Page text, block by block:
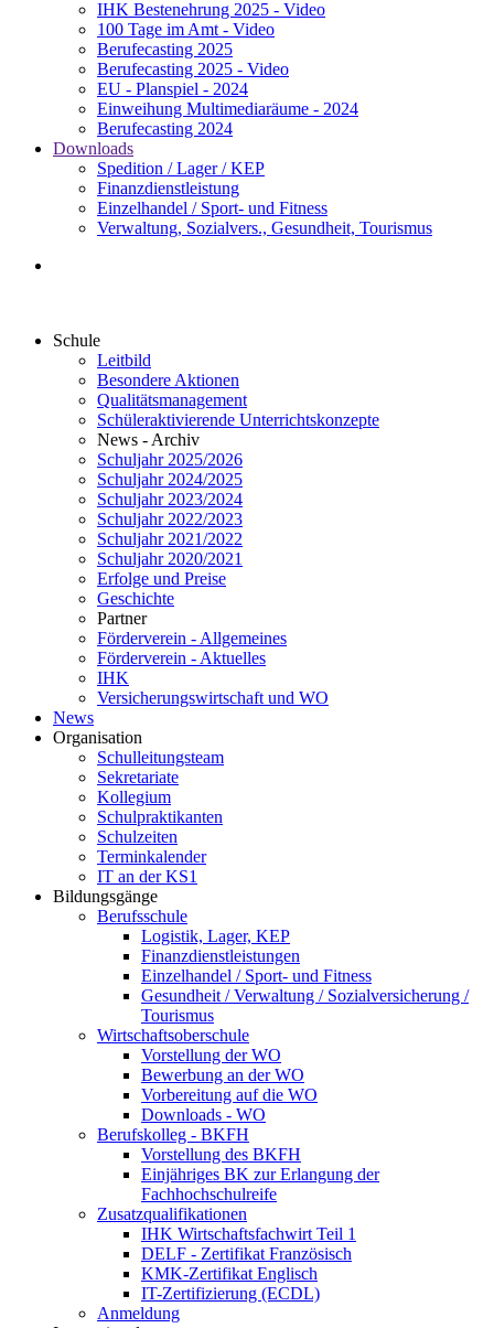
IHK Bestenehrung 2025 - Video
100 Tage im Amt - Video
Berufecasting 2025
Berufecasting 2025 - Video
EU - Planspiel - 2024
Einweihung Multimediaräume - 2024
Berufecasting 2024
Downloads
Spedition / Lager / KEP
Finanzdienstleistung
Einzelhandel / Sport- und Fitness
Verwaltung, Sozialvers., Gesundheit, Tourismus
Schule
Leitbild
Besondere Aktionen
Qualitätsmanagement
Schüleraktivierende Unterrichtskonzepte
News - Archiv
Schuljahr 2025/2026
Schuljahr 2024/2025
Schuljahr 2023/2024
Schuljahr 2022/2023
Schuljahr 2021/2022
Schuljahr 2020/2021
Erfolge und Preise
Geschichte
Partner
Förderverein - Allgemeines
Förderverein - Aktuelles
IHK
Versicherungswirtschaft und WO
News
Organisation
Schulleitungsteam
Sekretariate
Kollegium
Schulpraktikanten
Schulzeiten
Terminkalender
IT an der KS1
Bildungsgänge
Berufsschule
Logistik, Lager, KEP
Finanzdienstleistungen
Einzelhandel / Sport- und Fitness
Gesundheit / Verwaltung / Sozialversicherung /
Tourismus
Wirtschaftsoberschule
Vorstellung der WO
Bewerbung an der WO
Vorbereitung auf die WO
Downloads - WO
Berufskolleg - BKFH
Vorstellung des BKFH
Einjähriges BK zur Erlangung der
Fachhochschulreife
Zusatzqualifikationen
IHK Wirtschaftsfachwirt Teil 1
DELF - Zertifikat Französisch
KMK-Zertifikat Englisch
IT-Zertifizierung (ECDL)
Anmeldung